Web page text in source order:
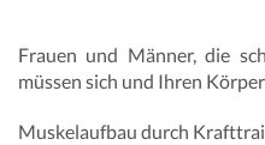
Frauen und Männer, die
müssen sich und Ihren
Muskelaufbau durch